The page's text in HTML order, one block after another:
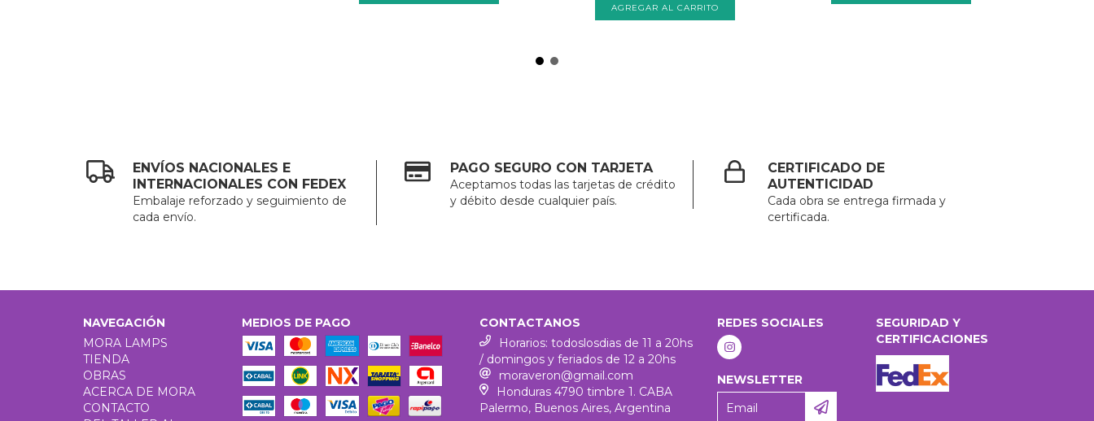
ENVÍOS NACIONALES E
INTERNACIONALES CON FEDEX
Embalaje reforzado y seguimiento de
cada envío.
PAGO SEGURO CON TARJETA
Aceptamos todas las tarjetas de crédito
y débito desde cualquier país.
CERTIFICADO DE
AUTENTICIDAD
Cada obra se entrega firmada y
certificada.
NAVEGACIÓN
MORA LAMPS
TIENDA
OBRAS
ACERCA DE MORA
CONTACTO
MEDIOS DE PAGO
CONTACTANOS
Horarios: todoslosdias de 11 a 20hs
/ domingos y feriados de 12 a 20hs
moraveron@gmail.com
Honduras 4790 timbre 1. CABA
Palermo, Buenos Aires, Argentina
REDES SOCIALES
NEWSLETTER
SEGURIDAD Y
CERTIFICACIONES